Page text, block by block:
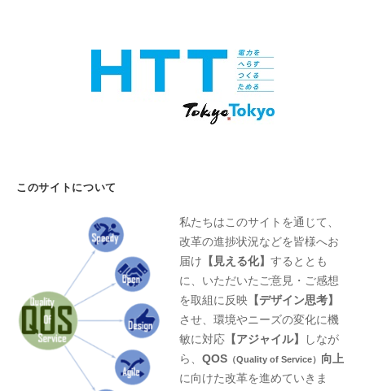
このサイトについて
私たちはこのサイトを通じて、
改革の進捗状況などを皆様へお
届け 【見える化】するととも
に、いただいたご意見・ご感想
を取組に反映 【デザイン思考】
させ、環境やニーズの変化に機
敏に対応 【アジャイル】
しなが
ら、QOS （Quality of Service） 向上
に向けた改革を進めていきま